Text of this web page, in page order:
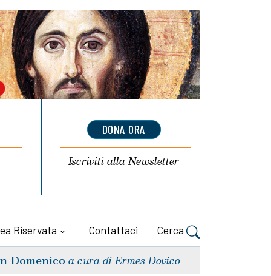
DONA ORA
Iscriviti allaNewsletter
Riservata Contattaci Cerca
Domenico a cura di Ermes Dovico